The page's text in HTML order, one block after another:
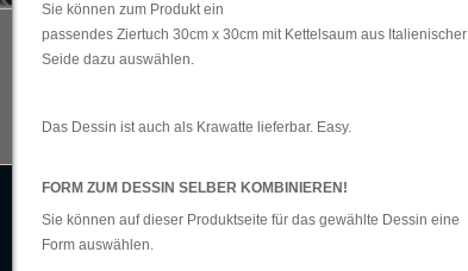
Sie können zum Produkt ein
passendes Ziertuch 30cm x 30cm mit Kettelsaum aus Italienischer
Seide dazu auswählen.
Das Dessin ist auch als Krawatte lieferbar. Easy.
FORM ZUM DESSIN SELBER KOMBINIEREN!
Sie können auf dieser Produktseite für das gewählte Dessin eine
Form auswählen.